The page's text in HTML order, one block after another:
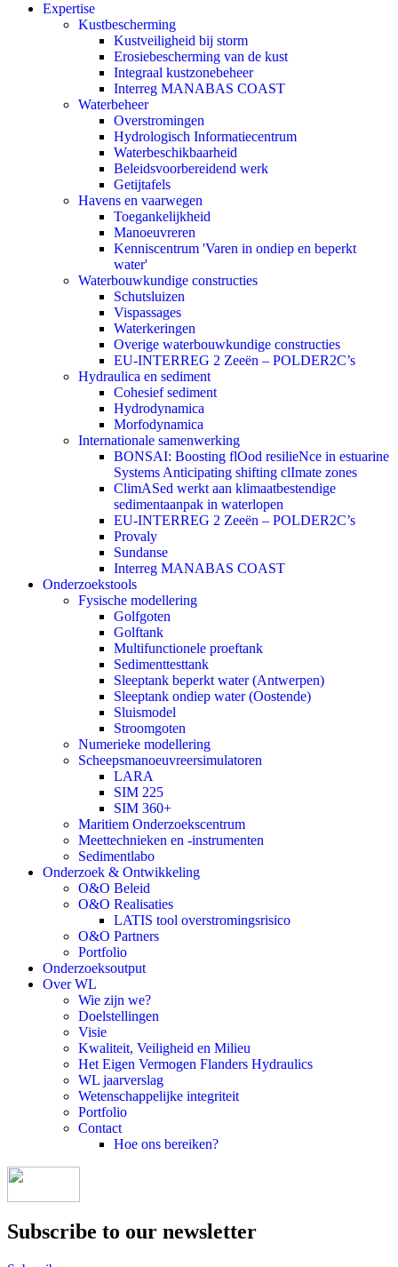
Expertise
Kustbescherming
Kustveiligheid bij storm
Erosiebescherming van de kust
Integraal kustzonebeheer
Interreg MANABAS COAST
Waterbeheer
Overstromingen
Hydrologisch Informatiecentrum
Waterbeschikbaarheid
Beleidsvoorbereidend werk
Getijtafels
Havens en vaarwegen
Toegankelijkheid
Manoeuvreren
Kenniscentrum 'Varen in ondiep en beperkt
water'
Waterbouwkundige constructies
Schutsluizen
Vispassages
Waterkeringen
Overige waterbouwkundige constructies
EU-INTERREG 2 Zeeën – POLDER2C’s
Hydraulica en sediment
Cohesief sediment
Hydrodynamica
Morfodynamica
Internationale samenwerking
BONSAI: Boosting flOod resilieNce in estuarine
Systems Anticipating shifting clImate zones
ClimASed werkt aan klimaatbestendige
sedimentaanpak in waterlopen
EU-INTERREG 2 Zeeën – POLDER2C’s
Provaly
Sundanse
Interreg MANABAS COAST
Onderzoekstools
Fysische modellering
Golfgoten
Golftank
Multifunctionele proeftank
Sedimenttesttank
Sleeptank beperkt water (Antwerpen)
Sleeptank ondiep water (Oostende)
Sluismodel
Stroomgoten
Numerieke modellering
Scheepsmanoeuvreersimulatoren
LARA
SIM 225
SIM 360+
Maritiem Onderzoekscentrum
Meettechnieken en -instrumenten
Sedimentlabo
Onderzoek & Ontwikkeling
O&O Beleid
O&O Realisaties
LATIS tool overstromingsrisico
O&O Partners
Portfolio
Onderzoeksoutput
Over WL
Wie zijn we?
Doelstellingen
Visie
Kwaliteit, Veiligheid en Milieu
Het Eigen Vermogen Flanders Hydraulics
WL jaarverslag
Wetenschappelijke integriteit
Portfolio
Contact
Hoe ons bereiken?
Subscribe to our newsletter